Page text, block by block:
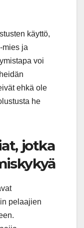
käyttö,
mies ja
voi
ehkä ole
he
jotka
pelaajien